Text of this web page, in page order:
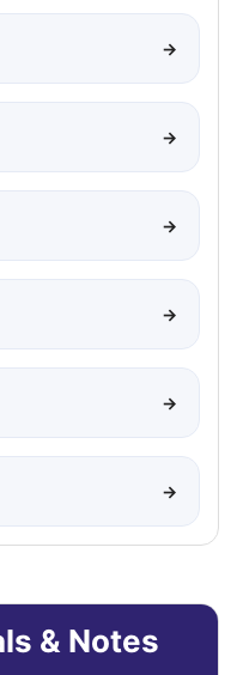
→
→
→
→
→
→
& Notes